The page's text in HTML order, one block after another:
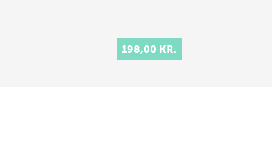
198,00 KR.